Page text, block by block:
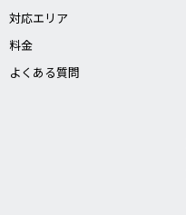
対応エリア
料金
よくある質問